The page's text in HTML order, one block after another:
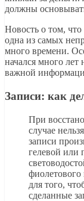
должны
Новость о том,
одна из самых
много времени.
начался много лет
важной
Записи: как
При
случае
записи
гелевой или
фиолетового
для того,
сделанные